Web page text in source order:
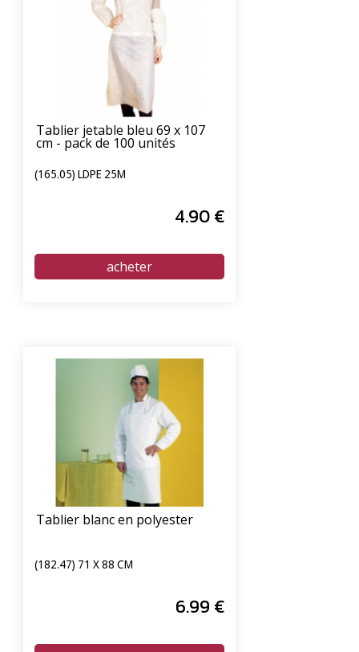
Tablier jetable bleu 69 x 107
cm - pack de 100 unités
(165.05) LDPE 25Μ
4.90€
Tablier blanc en polyester
(182.47) 71 X 88 CM
6.99 €